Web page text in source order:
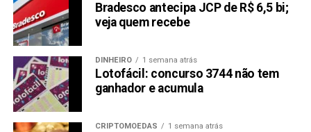
de negociação cripto. Apesar de pertencer à crescente
categoria de moedas e tokens meme, ele oferece
recompensas de staking, mecanismos deflacionários e
uma cultura profundamente enraizada. Para investir, basta
acessar a fase de pré-venda e adquirir o token.
Siga DuragDoge no
notícias e atualizações.
Bradesco antecipa JCP de R$ 6,5 bi;
veja quem recebe
DINHEIRO 1 semana atrás
Lotofácil: concurso 3744 não tem
ganhador e acumula
CRIPTOMOEDAS 1 semana atrás